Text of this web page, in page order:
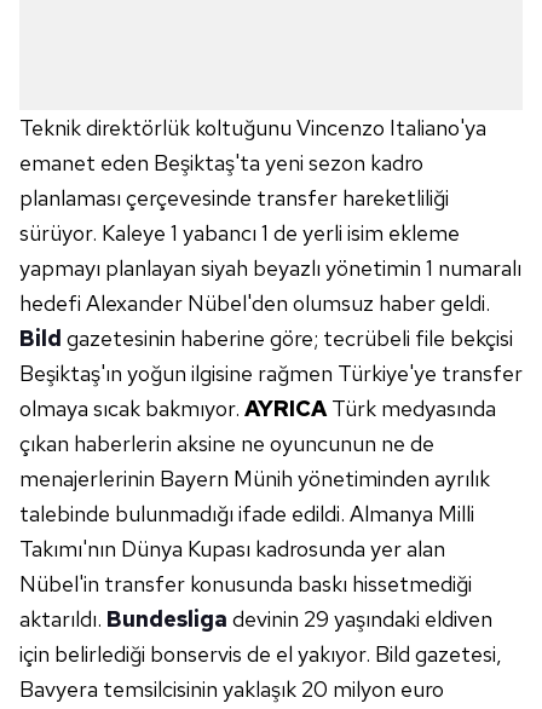
Teknik direktörlük koltuğunu Vincenzo Italiano'ya
emanet eden Beşiktaş'ta yeni sezon kadro
planlaması çerçevesinde transfer hareketliliği
sürüyor. Kaleye 1 yabancı 1 de yerli isim ekleme
yapmayı planlayan siyah beyazlı yönetimin 1 numaralı
hedefi Alexander Nübel'den olumsuz haber geldi.
Bild gazetesinin haberine göre; tecrübeli file bekçisi
Beşiktaş'ın yoğun ilgisine rağmen Türkiye'ye transfer
olmaya sıcak bakmıyor. AYRICATürk medyasında
çıkan haberlerin aksine ne oyuncunun ne de
menajerlerinin Bayern Münih yönetiminden ayrılık
talebinde bulunmadığı ifade edildi. Almanya Milli
Takımı'nın Dünya Kupası kadrosunda yer alan
Nübel'in transfer konusunda baskı hissetmediği
aktarıldı. Bundesliga devinin 29 yaşındaki eldiven
için belirlediği bonservis de el yakıyor. Bild gazetesi,
Bavyera temsilcisinin yaklaşık 20 milyon euro